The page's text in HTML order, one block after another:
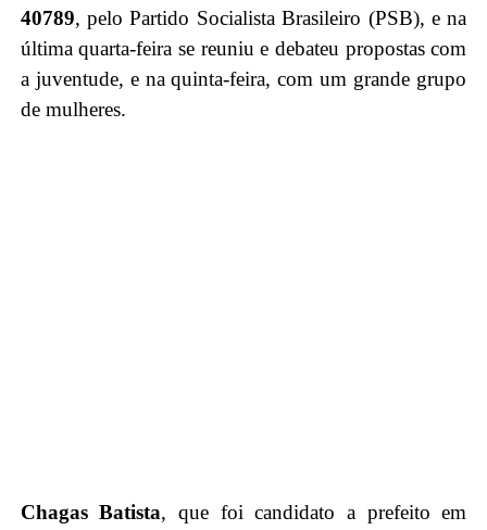
40789, pelo Partido Socialista Brasileiro (PSB), e na
última quarta-feira se reuniu e debateu propostas com
a juventude, e na quinta-feira, com um grande grupo
de mulheres.
Chagas Batista, que foi candidato a prefeito em